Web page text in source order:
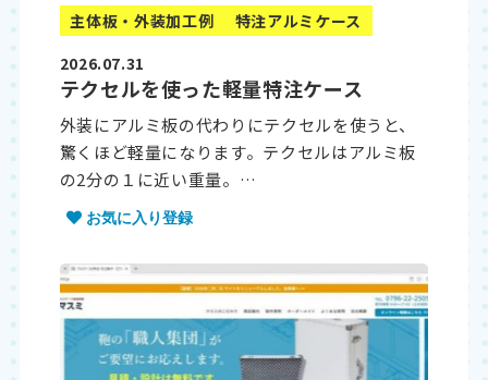
主体板・外装加工例
特注アルミケース
2026.07.31
テクセルを使った軽量特注ケース
外装にアルミ板の代わりにテクセルを使うと、
驚くほど軽量になります。テクセルはアルミ板
の2分の１に近い重量。…
お気に入り登録